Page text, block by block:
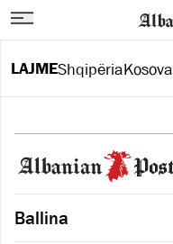
LAJMEShqipëriaKosova
Ballina